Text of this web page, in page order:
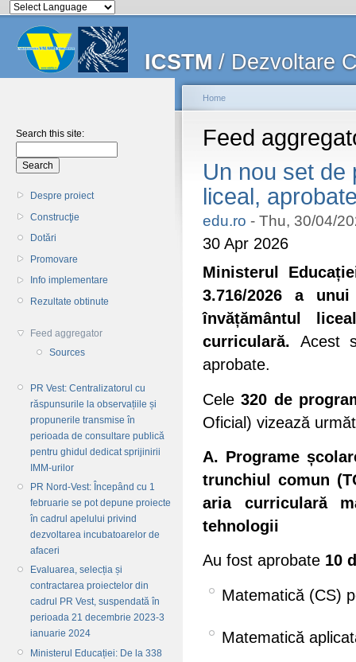
ICSTM / Dezvoltare
Search this site:
Despre proiect
Construcţie
Dotări
Promovare
Info implementare
Rezultate obtinute
Feed aggregator
Sources
PR Vest: Centralizatorul cu
răspunsurile la observațiile și
propunerile transmise în
perioada de consultare publică
pentru ghidul dedicat sprijinirii
IMM-urilor
PR Nord-Vest: Începând cu 1
februarie se pot depune proiecte
în cadrul apelului privind
dezvoltarea incubatoarelor de
afaceri
Evaluarea, selecția și
contractarea proiectelor din
cadrul PR Vest, suspendată în
perioada 21 decembrie 2023-3
ianuarie 2024
Ministerul Educației: De la 338
Home
Feed
Un nou set de
liceal,
edu.ro - Thu, 30/04/
30 Apr 2026
Ministerul
3.716/2026 a
învățământul
curriculară. Acest
aprobate.
Cele320 de
Oficial) vizează
A. Programe
trunchiul comun
aria curriculară
tehnologii
Au fost aprobate 10
Matematică (CS)
Matematică